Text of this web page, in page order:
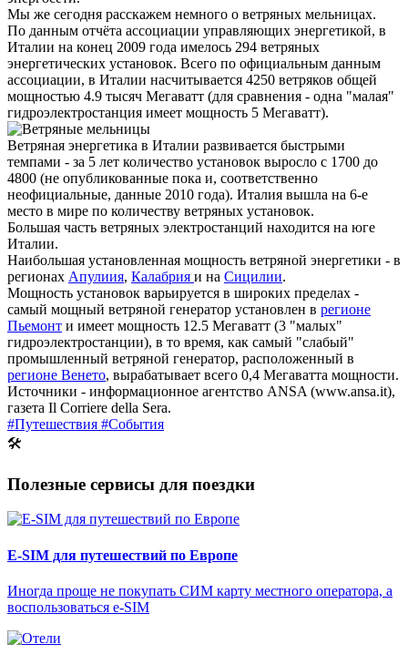
Мы же сегодня расскажем немного о ветряных мельницах.
По данным отчёта ассоциации управляющих энергетикой, в
Италии на конец 2009 года имелось 294 ветряных
энергетических установок. Всего по официальным данным
ассоциации, в Италии насчитывается 4250 ветряков общей
мощностью 4.9 тысяч Мегаватт (для сравнения - одна "малая"
гидроэлектростанция имеет мощность 5 Мегаватт).
Ветряная энергетика в Италии развивается быстрыми
темпами - за 5 лет количество установок выросло с 1700 до
4800 (не опубликованные пока и, соответственно
неофициальные, данные 2010 года). Италия вышла на 6-е
место в мире по количеству ветряных установок.
Большая часть ветряных электростанций находится на юге
Италии.
Наибольшая установленная мощность ветряной энергетики - в
регионах Апулиия, Калабрия и на Сицилии.
Мощность установок варьируется в широких пределах -
самый мощный ветряной генератор установлен в регионе
Пьемонт и имеет мощность 12.5 Мегаватт (3 "малых"
гидроэлектростанции), в то время, как самый "слабый"
промышленный ветряной генератор, расположенный в
регионе Венето, вырабатывает всего 0,4 Мегаватта мощности.
Источники - информационное агентство ANSA (www.ansa.it),
газета Il Corriere della Sera.
#Путешествия #События
🛠
Полезные сервисы для поездки
E-SIM для путешествий по Европе
Иногда проще не покупать СИМ карту местного оператора, а
воспользоваться e-SIM